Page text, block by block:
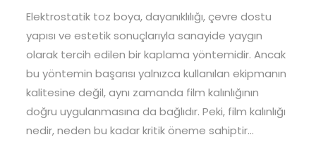
Elektrostatik toz boya, dayanıklılığı, çevre dostu
yapısı ve estetik sonuçlarıyla sanayide yaygın
olarak tercih edilen bir kaplama yöntemidir. Ancak
bu yöntemin başarısı yalnızca kullanılan ekipmanın
kalitesine değil, aynı zamanda film kalınlığının
doğru uygulanmasına da bağlıdır. Peki, film kalınlığı
nedir, neden bu kadar kritik öneme sahiptir...